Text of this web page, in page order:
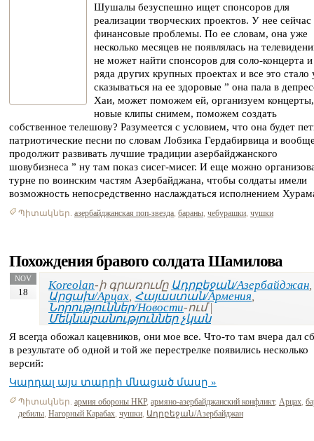
Шушалы безуспешно ищет спонсоров для
реализации творческих проектов. У нее сейчас
финансовые проблемы. По ее словам, она уже
несколько месяцев не появлялась на
не может найти спонсоров для соло-концерта
ряда других крупных проектах и все это стало
сказываться на ее здоровые ” она пала в
Хаи, может поможем ей, организуем концерты,
новые клипы снимем, поможем создать
собственное телешову? Разумеется с условием, что она будет
патриотические песни по словам Лобзика Гердабирвица и
продолжит развивать лучшие традиции азербайджанского
шовубизнеса ” ну там показ сисег-мисег. И еще можно
турне по воинским частям Азербайджана, чтобы солдаты имели
возможность непосредственно наслаждаться исполнением
Պիտակներ. азербайджанская поп-звезда, бараны, чебурашки, чушки
Похождения бравого солдата Шамилова
NOV
18
Koreolan-ի գրառումը Ադրբեջան/Азербайджан
Արցախ/Арцах Հայաստան/Армения ,
Նորություններ/Новости-ում |
Մեկնաբանություններ չկան
Я всегда обожал кацевников, они мое все. Что-то там вчера дал
в результате об одной и той же перестрелке появились несколько
версий:
Կարդալ այս տարրի մնացած մասը »
Պիտակներ. армия обороны НКР, армяно-азербайджанский конфликт, Арцах
дебилы Нагорный Карабах чушки Ադրբեջան/Азербайджан